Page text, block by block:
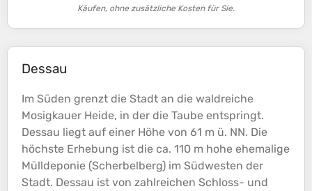
Käufen, ohne zusätzliche Kosten für Sie.
Dessau
Im Süden grenzt die Stadt an die waldreiche
Mosigkauer Heide, in der die Taube entspringt.
Dessau liegt auf einer Höhe von 61 m ü. NN. Die
höchste Erhebung ist die ca. 110 m hohe ehemalige
Mülldeponie (Scherbelberg) im Südwesten der
Stadt. Dessau ist von zahlreichen Schloss- und